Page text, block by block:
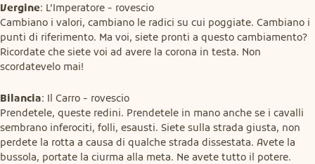
Vergine: L’Imperatore - rovescio
Cambiano i valori, cambiano le radici su cui poggiate. Cambiano i
punti di riferimento. Ma voi, siete pronti a questo cambiamento?
Ricordate che siete voi ad avere la corona in testa. Non
scordatevelo mai!
Bilancia: Il Carro - rovescio
Prendetele, queste redini. Prendetele in mano anche se i cavalli
sembrano inferociti, folli, esausti. Siete sulla strada giusta, non
perdete la rotta a causa di qualche strada dissestata. Avete la
bussola, portate la ciurma alla meta. Ne avete tutto il potere.